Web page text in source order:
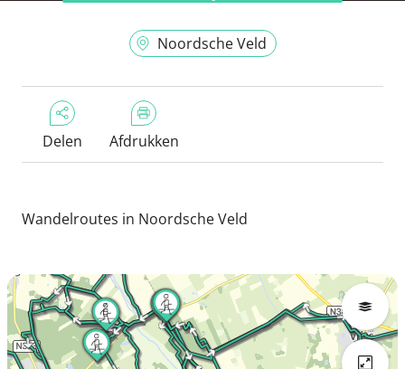
Noordsche Veld
Delen Afdrukken
Wandelroutes in Noordsche Veld